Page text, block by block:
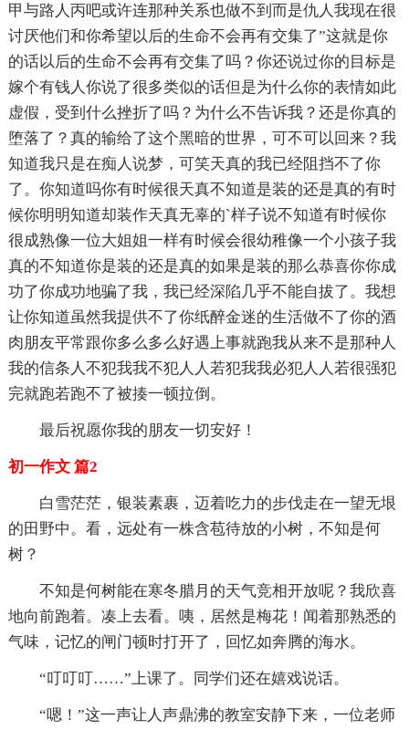
甲与路人丙吧或许连那种关系也做不到而是仇人我现在很
讨厌他们和你希望以后的生命不会再有交集了”这就是你
的话以后的生命不会再有交集了吗？你还说过你的目标是
嫁个有钱人你说了很多类似的话但是为什么你的表情如此
虚假，受到什么挫折了吗？为什么不告诉我？还是你真的
堕落了？真的输给了这个黑暗的世界，可不可以回来？我
知道我只是在痴人说梦，可笑天真的我已经阻挡不了你
了。你知道吗你有时候很天真不知道是装的还是真的有时
候你明明知道却装作天真无辜的`样子说不知道有时候你
很成熟像一位大姐姐一样有时候会很幼稚像一个小孩子我
真的不知道你是装的还是真的如果是装的那么恭喜你你成
功了你成功地骗了我，我已经深陷几乎不能自拔了。我想
让你知道虽然我提供不了你纸醉金迷的生活做不了你的酒
肉朋友平常跟你多么多么好遇上事就跑我从来不是那种人
我的信条人不犯我我不犯人人若犯我我必犯人人若很强犯
完就跑若跑不了被揍一顿拉倒。
最后祝愿你我的朋友一切安好！
初一作文 篇2
白雪茫茫，银装素裹，迈着吃力的步伐走在一望无垠
的田野中。看，远处有一株含苞待放的小树，不知是何
树？
不知是何树能在寒冬腊月的天气竞相开放呢？我欣喜
地向前跑着。凑上去看。咦，居然是梅花！闻着那熟悉的
气味，记忆的闸门顿时打开了，回忆如奔腾的海水。
“叮叮叮……”上课了。同学们还在嬉戏说话。
“嗯！”这一声让人声鼎沸的教室安静下来，一位老师